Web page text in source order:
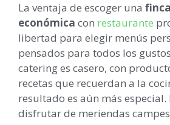
La ventaja de escoger una
económica con restaurante
libertad para elegir menús
pensados para todos los
catering es casero, con
recetas que recuerdan a la
resultado es aún más especial.
disfrutar de meriendas